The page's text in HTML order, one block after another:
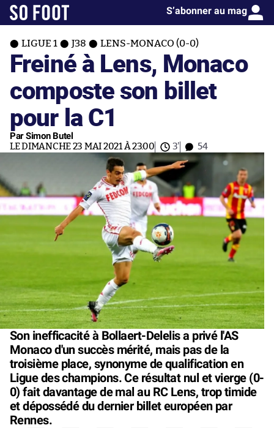
S’abonner au mag
LIGUE 1 J38 LENS-MONACO (0-0)
Freiné à Lens, Monaco
composte son billet
pour la C1
Par Simon Butel
LE DIMANCHE 23 MAI 2021 À 23:00 3' 54
Son inefficacité à Bollaert-Delelis a privé l'AS
Monaco d'un succès mérité, mais pas de la
troisième place, synonyme de qualification en
Ligue des champions. Ce résultat nul et vierge (0-
0) fait davantage de mal au RC Lens, trop timide
et dépossédé du dernier billet européen par
Rennes.